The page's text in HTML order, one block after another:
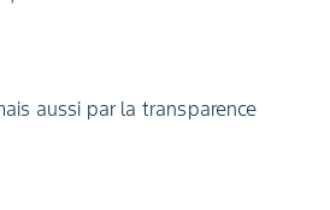
aussi par la transparence